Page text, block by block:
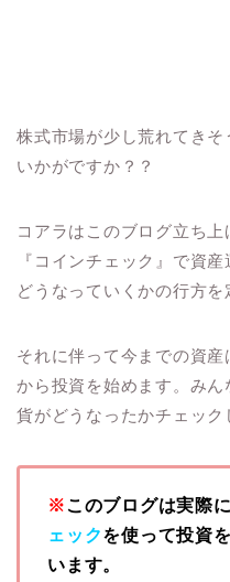
株式市場が少し荒れてき
いかがですか？？
コアラはこのブログ立ち
『コインチェック』で資
どうなっていくかの行方を
それに伴って今までの資
から投資を始めます。み
貨がどうなったかチェック
※ このブログは実際に
ェックを使って投資
います。